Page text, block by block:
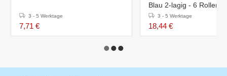
3 - 5 Werktage
7,71 €
Blau 2-lagig - 6 Rollen
3 - 5 Werktage
18,44 €